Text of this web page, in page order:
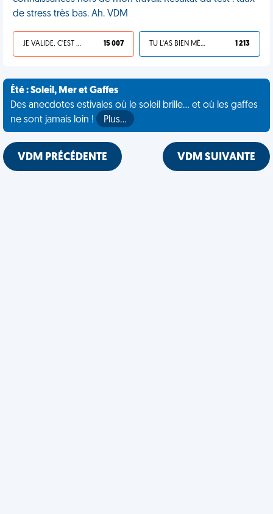
de stress très bas. Ah. VDM
JE VALIDE, C'EST UNE VDM 15 007 TU L'AS BIEN MÉRITÉ 1 213
Été : Soleil, Mer et Gaffes
Des anecdotes estivales où le soleil brille... et où les gaffes
ne sont jamais loin !
Plus…
VDM PRÉCÉDENTE VDM SUIVANTE